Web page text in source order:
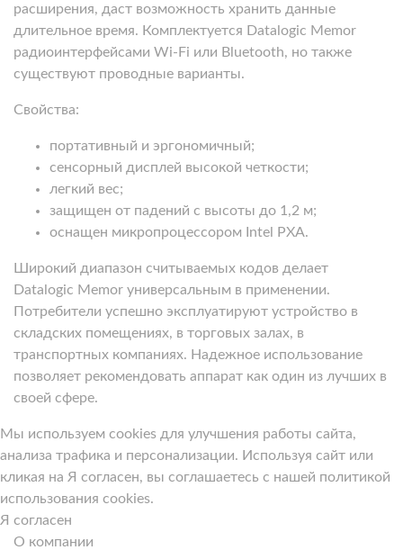
расширения, даст возможность хранить данные
длительное время. Комплектуется Datalogic Memor
радиоинтерфейсами Wi-Fi или Bluetooth, но также
существуют проводные варианты.
Свойства:
портативный и эргономичный;
сенсорный дисплей высокой четкости;
легкий вес;
защищен от падений с высоты до 1,2 м;
оснащен микропроцессором Intel PXA.
Широкий диапазон считываемых кодов делает
Datalogic Memor универсальным в применении.
Потребители успешно эксплуатируют устройство в
складских помещениях, в торговых залах, в
транспортных компаниях. Надежное использование
позволяет рекомендовать аппарат как один из лучших в
своей сфере.
Мы используем cookies для улучшения работы сайта,
анализа трафика и персонализации. Используя сайт или
кликая на Я согласен, вы соглашаетесь с нашей политикой
использования cookies.
Я согласен
О компании